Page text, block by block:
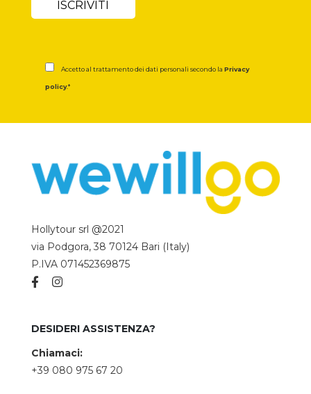
Accetto al trattamento dei dati personali secondo la Privacy
policy.*
Hollytour srl @2021
via Podgora, 38 70124 Bari (Italy)
P.IVA 071452369875
DESIDERI ASSISTENZA?
Chiamaci:
+39 080 975 67 20